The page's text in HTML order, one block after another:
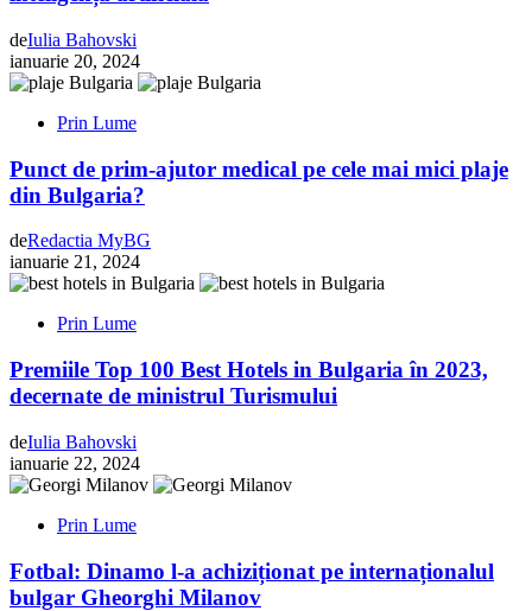
deIulia Bahovski
ianuarie 20, 2024
Prin Lume
Punct de prim-ajutor medical pe cele mai mici plaje
din Bulgaria?
deRedactia MyBG
ianuarie 21, 2024
Prin Lume
Premiile Top 100 Best Hotels in Bulgaria în 2023,
decernate de ministrul Turismului
deIulia Bahovski
ianuarie 22, 2024
Prin Lume
Fotbal: Dinamo l-a achiziționat pe internaționalul
bulgar Gheorghi Milanov